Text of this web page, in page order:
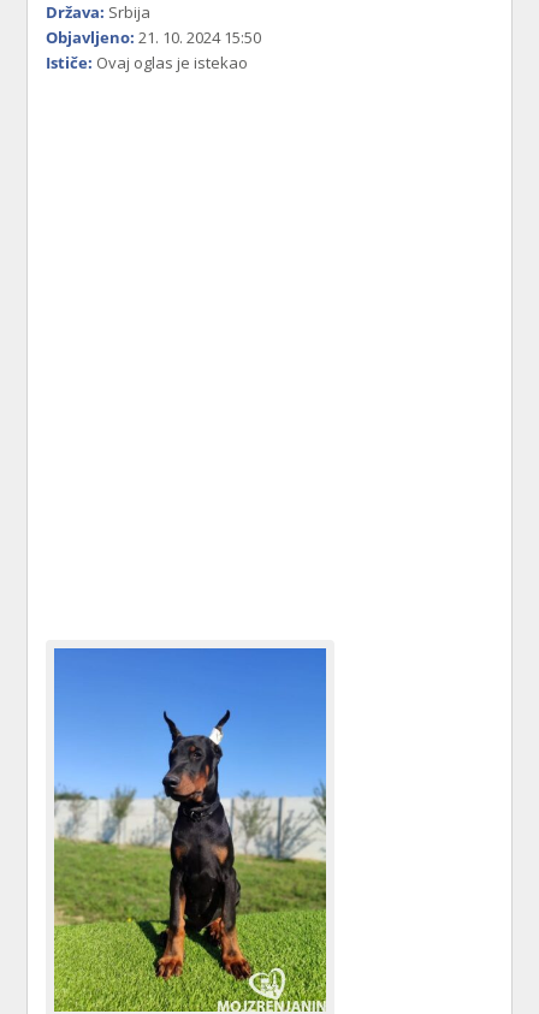
Država: Srbija
Objavljeno: 21. 10. 2024 15:50
Ističe: Ovaj oglas je istekao